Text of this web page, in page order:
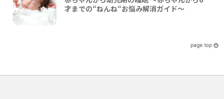
才までの“ねんね“お悩み解消ガイド〜